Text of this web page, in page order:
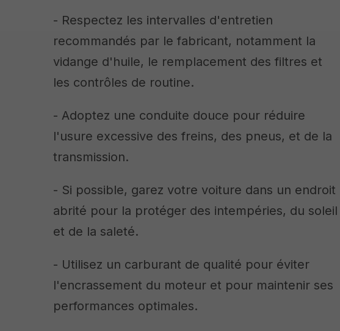
- Respectez les intervalles d'entretien
recommandés par le fabricant, notamment la
vidange d'huile, le remplacement des filtres et
les contrôles de routine.
- Adoptez une conduite douce pour réduire
l'usure excessive des freins, des pneus, et de la
transmission.
- Si possible, garez votre voiture dans un endroit
abrité pour la protéger des intempéries, du soleil
et de la saleté.
- Utilisez un carburant de qualité pour éviter
l'encrassement du moteur et pour maintenir ses
performances optimales.